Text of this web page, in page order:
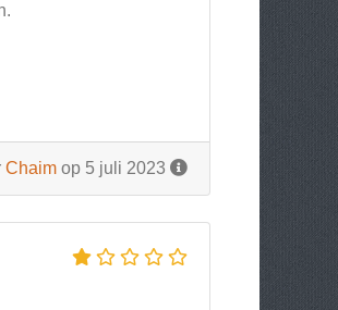
Chaim op 5 juli 2023